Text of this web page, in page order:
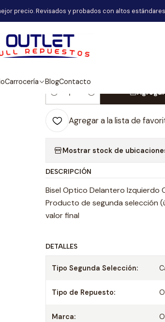
Carrocería BlogContacto
precio. Revisados y probados con altos
Delantero Izquierdo Omoda C5 2023-2025
|
Bisel Optico
Cantidad
Agregar a la lista de
Mostrar stock de
DESCRIPCIÓN
Bisel Optico Delantero Izquierdo
Producto de segunda selección
valor final
DETALLES
Tipo Segunda Selección:
Tipo de Repuesto:
Marca: